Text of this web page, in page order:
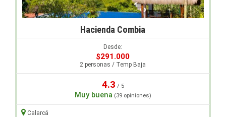
Hacienda Combia
Desde:
$291.000
2 personas / Temp Baja
4.3 / 5
Muy buena(39 opiniones)
Calarcá